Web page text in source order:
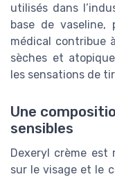
utilisés dans
base de vaseline,
médical contribue
sèches et
les sensations de
Une
sensibles
Dexeryl crème est
sur le visage et le